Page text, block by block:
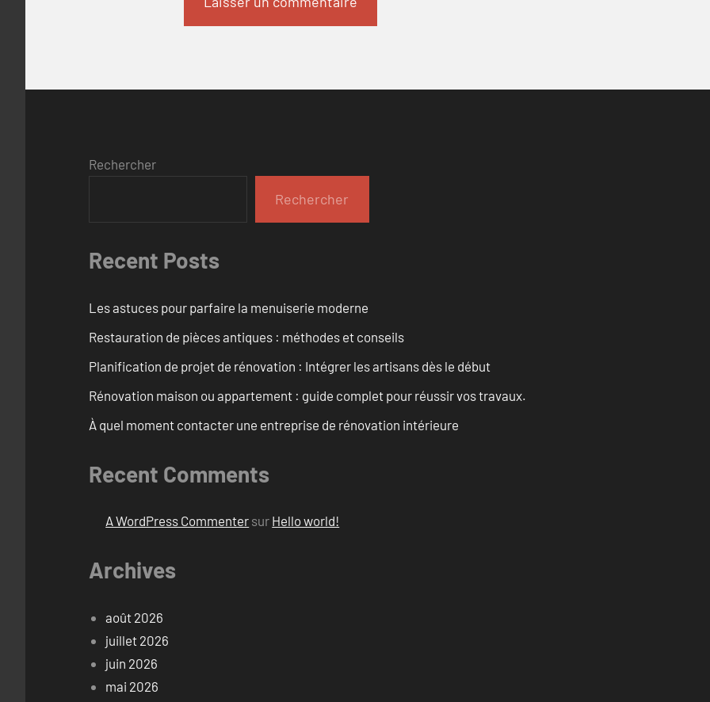
Rechercher
Rechercher
Recent Posts
Les astuces pour parfaire la menuiserie moderne
Restauration de pièces antiques : méthodes et conseils
Planification de projet de rénovation : Intégrer les artisans dès le début
Rénovation maison ou appartement : guide complet pour réussir vos travaux.
À quel moment contacter une entreprise de rénovation intérieure
Recent Comments
A WordPress Commenter sur Hello world!
Archives
août 2026
juillet 2026
juin 2026
mai 2026